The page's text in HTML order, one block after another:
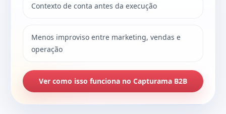
Contexto de conta antes da execução
Menos improviso entre marketing, vendas e
operação
Ver como isso funciona no Capturama B2B